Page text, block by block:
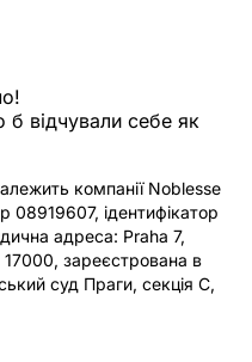
відчували себе як
компанії Noblesse
08919607, ідентифікатор
адреса: Praha 7,
зареєстрована в
суд Праги, секція C,